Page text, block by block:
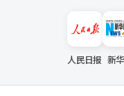
人民日报 新